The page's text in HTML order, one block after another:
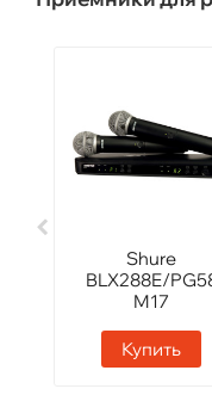
Shure
BLX288E/
M17
Купить